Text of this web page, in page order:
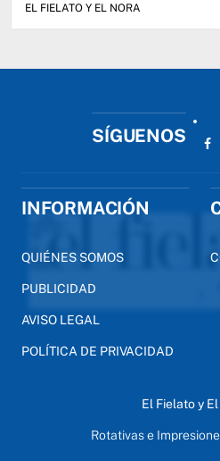
EL FIELATO Y EL NORA
SÍGUENOS
INFORMACIÓN
QUIÉNES SOMOS
PUBLICIDAD
AVISO LEGAL
POLÍTICA DE PRIVACIDAD
El Fielato y
Rotativas e